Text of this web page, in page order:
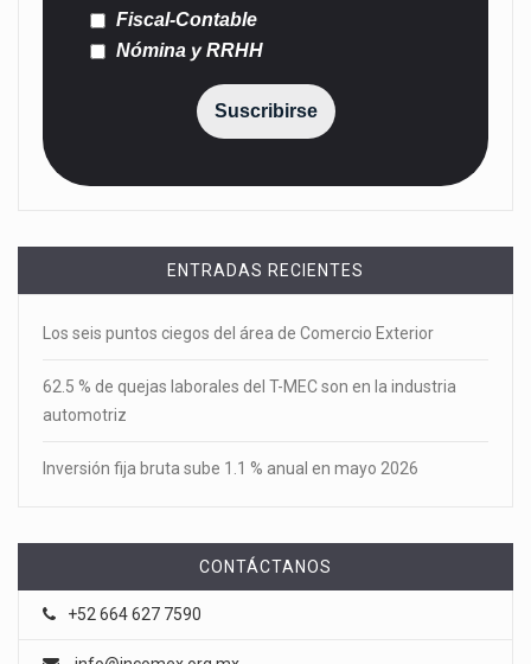
Fiscal-Contable
Nómina y RRHH
Suscribirse
ENTRADAS RECIENTES
Los seis puntos ciegos del área de Comercio Exterior
62.5 % de quejas laborales del T-MEC son en la industria
automotriz
Inversión fija bruta sube 1.1 % anual en mayo 2026
CONTÁCTANOS
+52 664 627 7590